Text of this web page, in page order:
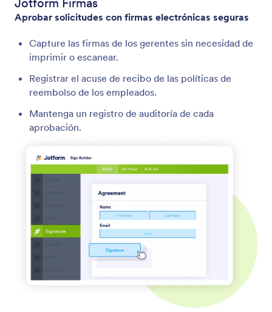
Aprobar solicitudes con firmas electrónicas seguras
Capture las firmas de los gerentes sin necesidad de
imprimir o escanear.
Registrar el acuse de recibo de las políticas de
reembolso de los empleados.
Mantenga un registro de auditoría de cada
aprobación.